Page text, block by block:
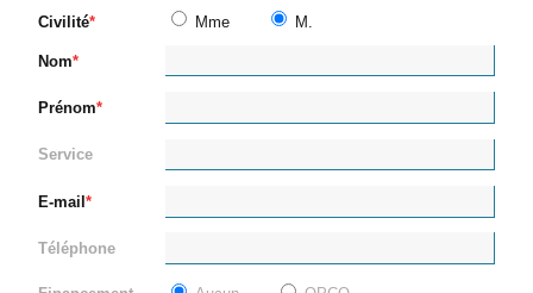
Civilité Mme M.
Nom
Prénom
Service
E-mail
Téléphone